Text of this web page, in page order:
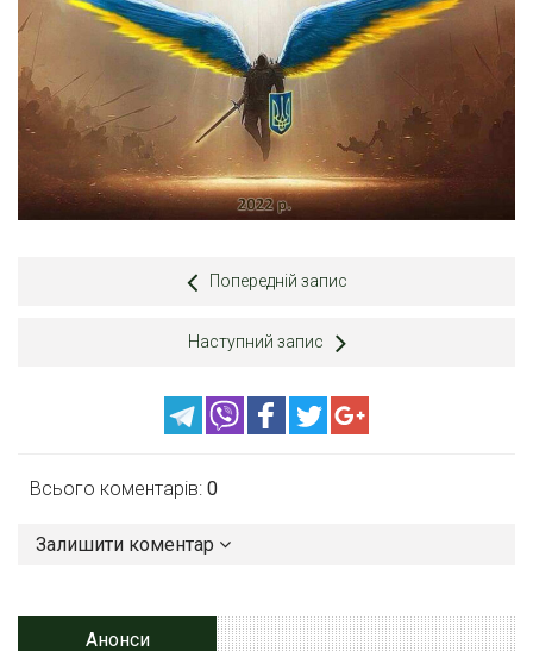
Попередній запис
Наступний запис
Всього коментарів: 0
Залишити коментар
Анонси